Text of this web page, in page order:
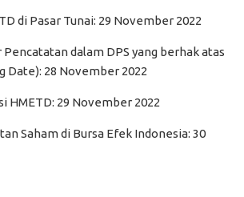
di Pasar Tunai: 29 November 2022
Pencatatan dalam DPS yang berhak atas
Date): 28 November 2022
HMETD: 29 November 2022
Saham di Bursa Efek Indonesia: 30